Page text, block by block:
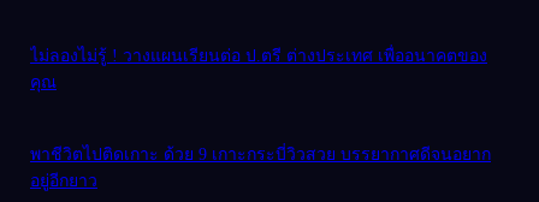
ไม่ลองไม่รู้ ! วางแผนเรียนต่อ ป.ตรี ต่างประเทศ เพื่ออนาคตของ
คุณ
พาชีวิตไปติดเกาะ ด้วย 9 เกาะกระบี่วิวสวย บรรยากาศดีจนอยาก
อยู่อีกยาว